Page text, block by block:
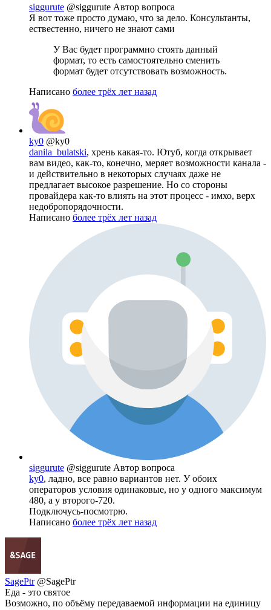
siggurute @siggurute Автор вопроса
Я вот тоже просто думаю, что за дело. Консультанты,
ествестенно, ничего не знают сами
У Вас будет программно стоять данный
формат, то есть самостоятельно сменить
формат будет отсутствовать возможность.
Написано более трёх лет назад
ky0 @ky0
danila_bulatski, хрень какая-то. Ютуб, когда открывает
вам видео, как-то, конечно, меряет возможности канала -
и действительно в некоторых случаях даже не
предлагает высокое разрешение. Но со стороны
провайдера как-то влиять на этот процесс - имхо, верх
недобропорядочности.
Написано более трёх лет назад
siggurute @siggurute Автор вопроса
ky0, ладно, все равно вариантов нет. У обоих
операторов условия одинаковые, но у одного максимум
480, а у второго-720.
Подключусь-посмотрю.
Написано более трёх лет назад
SagePtr @SagePtr
Еда - это святое
Возможно, по объёму передаваемой информации на единицу